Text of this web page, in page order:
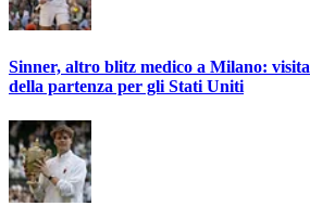
Sinner, altro blitz medico a Milano:
della partenza per gli Stati Uniti